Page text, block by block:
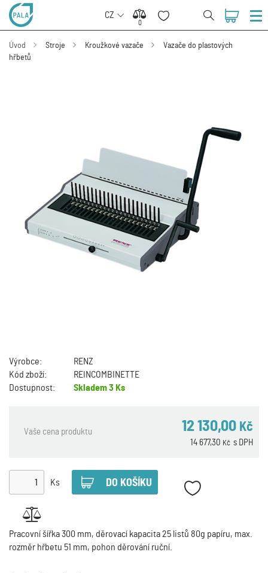
CZ
0
0
Úvod Stroje Kroužkové vazače
Vazače do plastových
hřbetů
Výrobce:
RENZ
Kód zboží:
REINCOMBINETTE
Dostupnost:
Skladem3 Ks
Vaše cena produktu 12 130,00 Kč
s DPH
14 677,30 Kč
Ks
Pracovní šířka 300 mm, děrovací kapacita 25 listů 80g papíru, max.
rozměr hřbetu 51 mm, pohon děrování ruční.